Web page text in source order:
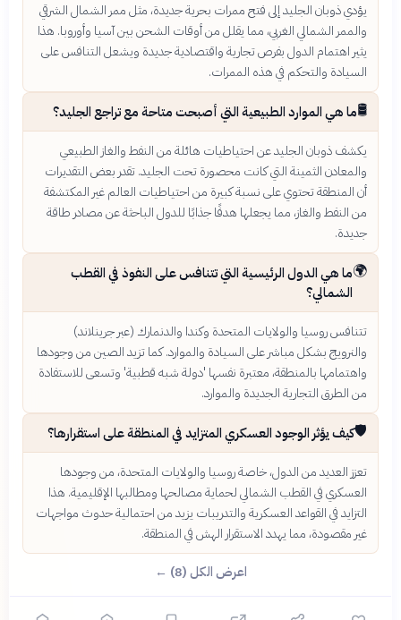
يؤدي ذوبان الجليد إلى فتح ممرات بحرية جديدة، مثل ممر الشمال الشرقي
والممر الشمالي الغربي، مما يقلل من أوقات الشحن بين آسيا وأوروبا. هذا
يثير اهتمام الدول بفرص تجارية واقتصادية جديدة ويشعل التنافس على
السيادة والتحكم في هذه الممرات.
🛢️ما هي الموارد الطبيعية التي أصبحت متاحة مع تراجع الجليد؟
يكشف ذوبان الجليد عن احتياطيات هائلة من النفط والغاز الطبيعي
والمعادن الثمينة التي كانت محصورة تحت الجليد. تقدر بعض التقديرات
أن المنطقة تحتوي على نسبة كبيرة من احتياطيات العالم غير المكتشفة
من النفط والغاز، مما يجعلها هدفًا جذابًا للدول الباحثة عن مصادر طاقة
جديدة.
🌍ما هي الدول الرئيسية التي تتنافس على النفوذ في القطب
الشمالي؟
تتنافس روسيا والولايات المتحدة وكندا والدنمارك (عبر جرينلاند)
والنرويج بشكل مباشر على السيادة والموارد. كما تزيد الصين من وجودها
واهتمامها بالمنطقة، معتبرة نفسها 'دولة شبه قطبية' وتسعى للاستفادة
من الطرق التجارية الجديدة والموارد.
🛡️كيف يؤثر الوجود العسكري المتزايد في المنطقة على استقرارها؟
تعزز العديد من الدول، خاصة روسيا والولايات المتحدة، من وجودها
العسكري في القطب الشمالي لحماية مصالحها ومطالبها الإقليمية. هذا
التزايد في القواعد العسكرية والتدريبات يزيد من احتمالية حدوث مواجهات
غير مقصودة، مما يهدد الاستقرار الهش في المنطقة.
اعرض الكل (8) ←